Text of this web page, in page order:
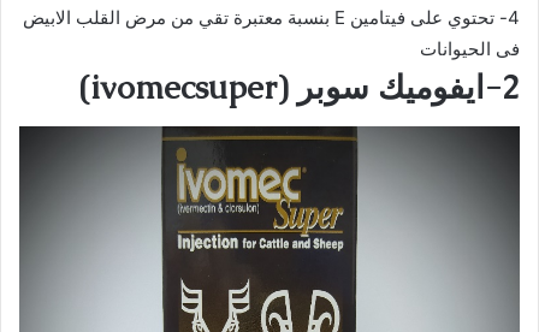
4-
تحتوي على فيتامين E بنسبة معتبرة تقي من مرض القلب الابيض
فى الحيوانات
2-ايفوميك سوبر (
ivomecsuper)